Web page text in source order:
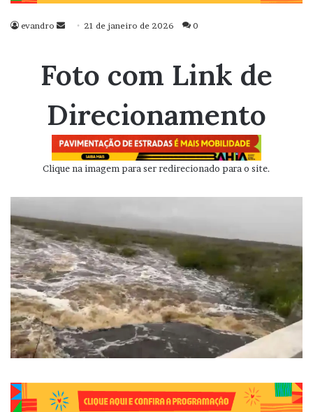
evandro
Mande
mail
21 de janeiro de 2026 0
Foto com Link de
Direcionamento
Clique na imagem para ser redirecionado para o site.